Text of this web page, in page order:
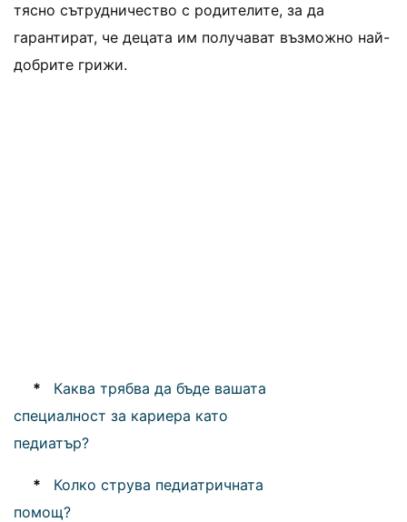
тясно сътрудничество с родителите, за да
гарантират, че децата им получават възможно най-
добрите грижи.
*
Каква трябва да бъде вашата
специалност за кариера като
педиатър?
*
Колко струва педиатричната
помощ?